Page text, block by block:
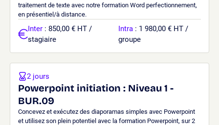
traitement de texte avec notre formation Word perfectionnement,
en présentiel/à distance.
Inter : 850,00 € HT /
stagiaire
Intra : 1 980,00 € HT /
groupe
Powerpoint initiation : Niveau 1 -
BUR.09
Concevez et exécutez des diaporamas simples avec Powerpoint
et utilisez son plein potentiel avec la formation Powerpoint, sur 2
2 jours